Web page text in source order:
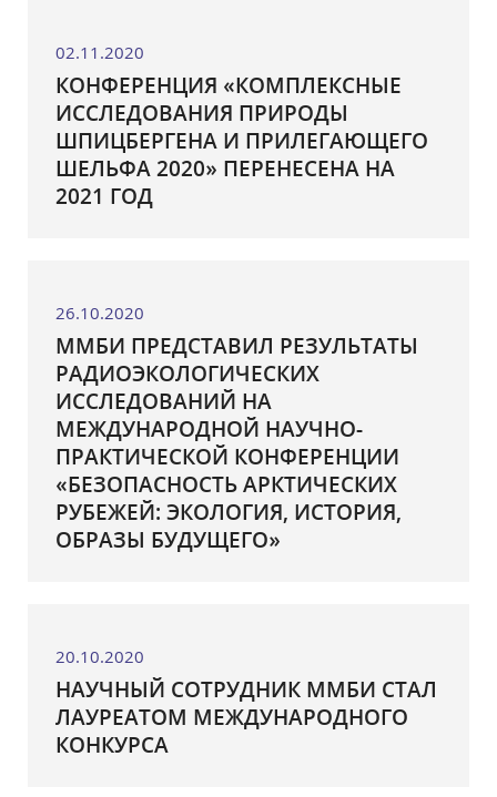
02.11.2020
КОНФЕРЕНЦИЯ «КОМПЛЕКСНЫЕ
ИССЛЕДОВАНИЯ ПРИРОДЫ
ШПИЦБЕРГЕНА И ПРИЛЕГАЮЩЕГО
ШЕЛЬФА 2020» ПЕРЕНЕСЕНА НА
2021 ГОД
26.10.2020
ММБИ ПРЕДСТАВИЛ РЕЗУЛЬТАТЫ
РАДИОЭКОЛОГИЧЕСКИХ
ИССЛЕДОВАНИЙ НА
МЕЖДУНАРОДНОЙ НАУЧНО-
ПРАКТИЧЕСКОЙ КОНФЕРЕНЦИИ
«БЕЗОПАСНОСТЬ АРКТИЧЕСКИХ
РУБЕЖЕЙ: ЭКОЛОГИЯ, ИСТОРИЯ,
ОБРАЗЫ БУДУЩЕГО»
20.10.2020
НАУЧНЫЙ СОТРУДНИК ММБИ СТАЛ
ЛАУРЕАТОМ МЕЖДУНАРОДНОГО
КОНКУРСА